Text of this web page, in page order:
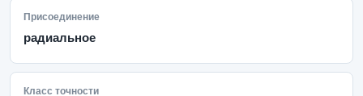
Присоединение
радиальное
Класс точности